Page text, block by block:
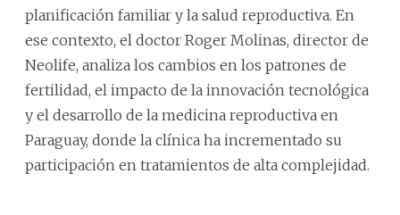
planificación familiar y la salud reproductiva. En
ese contexto, el doctor Roger Molinas, director de
Neolife, analiza los cambios en los patrones de
fertilidad, el impacto de la innovación tecnológica
y el desarrollo de la medicina reproductiva en
Paraguay, donde la clínica ha incrementado su
participación en tratamientos de alta complejidad.